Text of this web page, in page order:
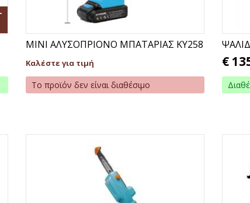
ΜΙΝΙ ΑΛΥΣΟΠΡΙΟΝΟ ΜΠΑΤΑΡΙΑΣ ΚΥ258
Καλέστε για τιμή
Το προϊόν δεν είναι διαθέσιμο
€